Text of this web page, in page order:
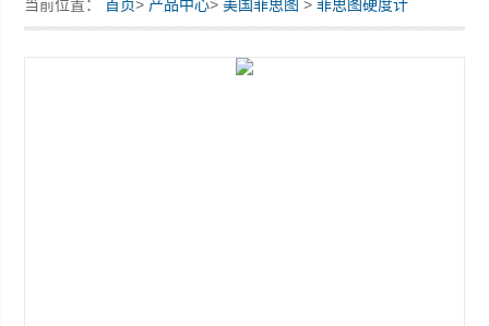
当前位置：首页> 产品中心>美国菲思图 >菲思图硬度计